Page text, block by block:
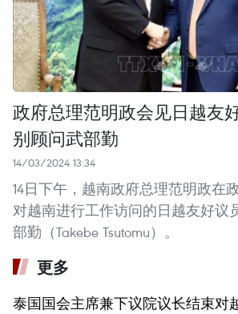
政府总理范明政会见日越友
别顾问武部勤
14/03/2024 13:34
14日下午，越南政府总理范明政在
对越南进行工作访问的日越友好议
部勤（Takebe Tsutomu）。
更多
泰国国会主席兼下议院议长结束对